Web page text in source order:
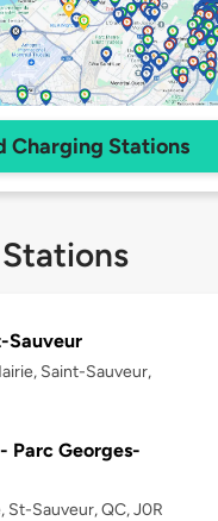
Charging Stations
Sauveur
Saint-Sauveur,
Parc Georges-
St-Sauveur, QC, J0R